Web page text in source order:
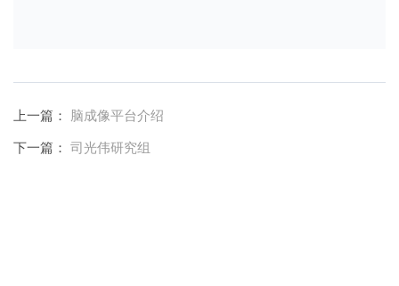
上一篇： 脑成像平台介绍
下一篇： 司光伟研究组